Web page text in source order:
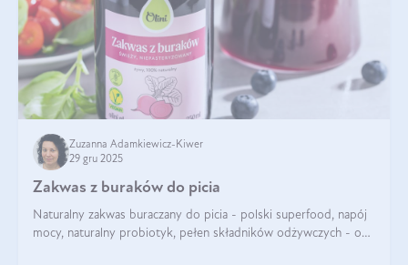
Zuzanna Adamkiewicz-Kiwer
29 gru 2025
Zakwas z buraków do picia
Naturalny zakwas buraczany do picia - polski superfood, napój
mocy, naturalny probiotyk, pełen składników odżywczych - o